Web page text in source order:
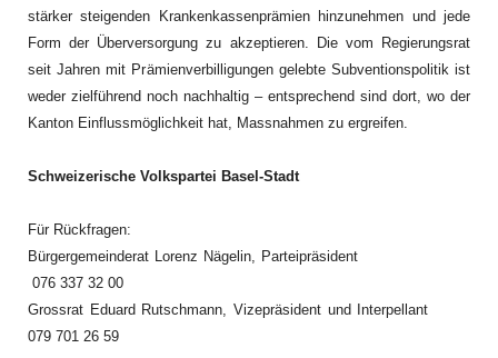
stärker steigenden Krankenkassenprämien hinzunehmen und jede
Form der Überversorgung zu akzeptieren. Die vom Regierungsrat
seit Jahren mit Prämienverbilligungen gelebte Subventionspolitik ist
weder zielführend noch nachhaltig – entsprechend sind dort, wo der
Kanton Einflussmöglichkeit hat, Massnahmen zu ergreifen.
Schweizerische Volkspartei Basel-Stadt
Für Rückfragen:
Bürgergemeinderat Lorenz Nägelin, Parteipräsident
076 337 32 00
Grossrat Eduard Rutschmann, Vizepräsident und Interpellant
079 701 26 59